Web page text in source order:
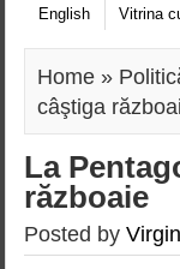
English
Vitrina
Home »
câştiga
La
războaie
Posted by